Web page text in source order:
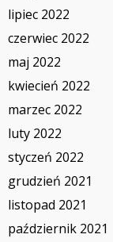
lipiec 2022
czerwiec 2022
maj 2022
kwiecień 2022
marzec 2022
luty 2022
styczeń 2022
grudzień 2021
listopad 2021
październik 2021